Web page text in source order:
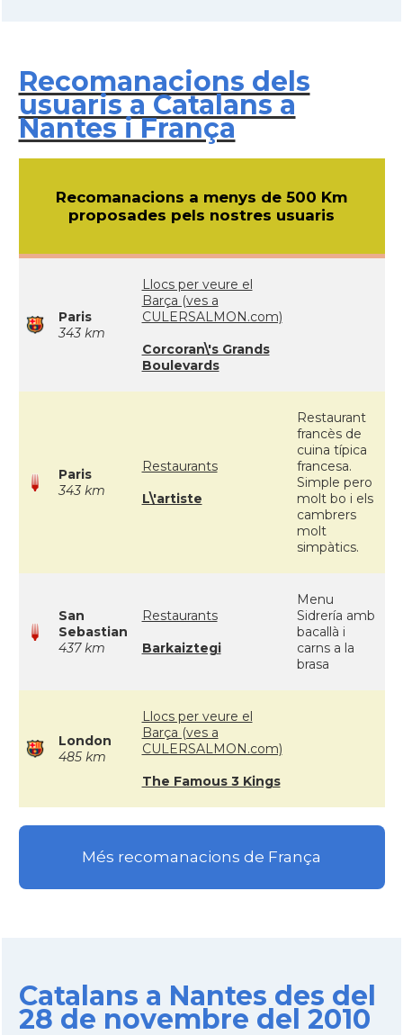
Recomanacions dels
usuaris a Catalans a
Nantes i França
Recomanacions a menys de 500 Km
proposades pels nostres usuaris
Paris
343 km
Llocs per veure el
Barça (ves a
CULERSALMON.com)
Corcoran\'s Grands
Boulevards
Paris
343 km
Restaurants
L\'artiste
Restaurant
francès de
cuina típica
francesa.
Simple pero
molt bo i els
cambrers
molt
simpàtics.
San
Sebastian
437 km
Restaurants
Barkaiztegi
Menu
Sidrería amb
bacallà i
carns a la
brasa
London
485 km
Llocs per veure el
Barça (ves a
CULERSALMON.com)
The Famous 3 Kings
Més recomanacions de França
Catalans a Nantes des del
28 de novembre del 2010